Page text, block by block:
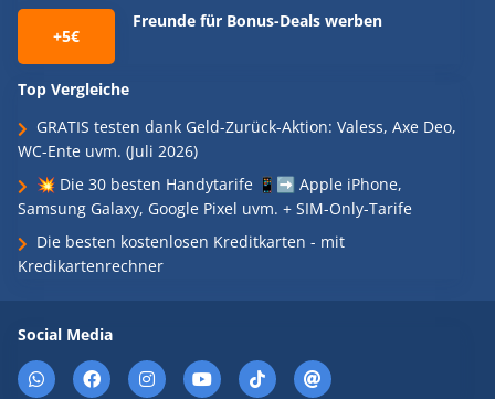
+5€
Freunde für Bonus-Deals werben
Top Vergleiche
GRATIS testen dank Geld-Zurück-Aktion: Valess, Axe Deo,
WC-Ente uvm. (Juli 2026)
💥 Die 30 besten Handytarife 📱➡️ Apple iPhone,
Samsung Galaxy, Google Pixel uvm. + SIM-Only-Tarife
Die besten kostenlosen Kreditkarten - mit
Kredikartenrechner
Social Media